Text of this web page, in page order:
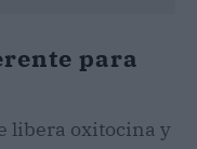
para
libera oxitocina y